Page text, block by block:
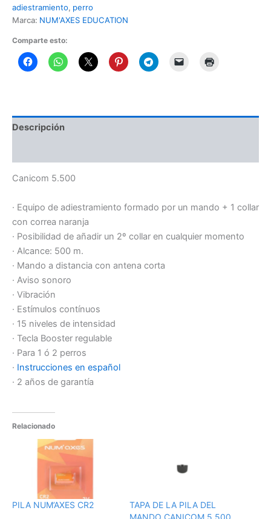
adiestramiento, perro
Marca: NUM'AXES EDUCATION
Comparte esto:
Descripción
Canicom 5.500
· Equipo de adiestramiento formado por un mando + 1 collar
con correa naranja
· Posibilidad de añadir un 2º collar en cualquier momento
· Alcance: 500 m.
· Mando a distancia con antena corta
· Aviso sonoro
· Vibración
· Estímulos contínuos
· 15 niveles de intensidad
· Tecla Booster regulable
· Para 1 ó 2 perros
· Instrucciones en español
· 2 años de garantía
Relacionado
PILA NUM’AXES CR2
TAPA DE LA PILA DEL
MANDO CANICOM 5.500